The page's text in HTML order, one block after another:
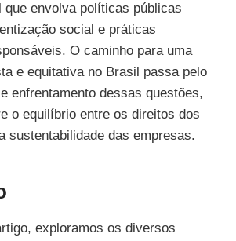
que envolva políticas públicas
social e práticas
O caminho para uma
e equitativa no Brasil passa pelo
enfrentamento dessas questões,
o equilíbrio entre os direitos dos
sustentabilidade das empresas.
exploramos os diversos